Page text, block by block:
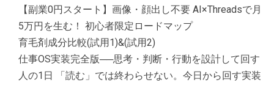
【副業0円スタート】画像・顔出し不要 AI×Threadsで月
5万円を生む！ 初心者限定ロードマップ
育毛剤成分比較(試用1)&(試用2)
仕事OS実装完全版──思考・判断・行動を設計して回す
人の1日 「読む」では終わらせない。今日から回す実装